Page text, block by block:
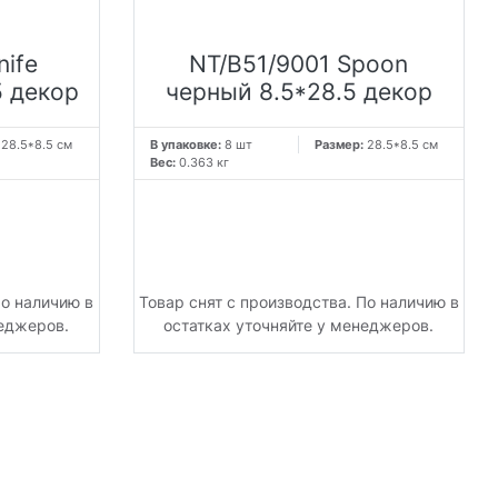
декор
28.5*8.5 см
наличию в
NT/B51/9001 Spoon
черный 8.5*28.5 декор
В упаковке:8 шт Размер: 28.5*8.5 см
Вес: 0.363 кг
Товар снят с производства. По наличию в
остатках уточняйте у менеджеров.